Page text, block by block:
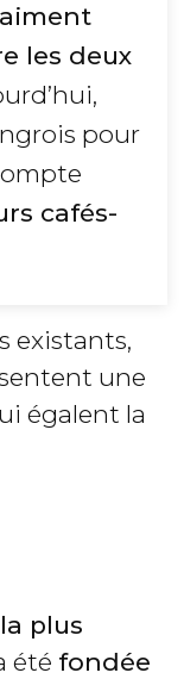
les deux
pour
cafés-
existants,
une
égalent la
la plus
été fondée